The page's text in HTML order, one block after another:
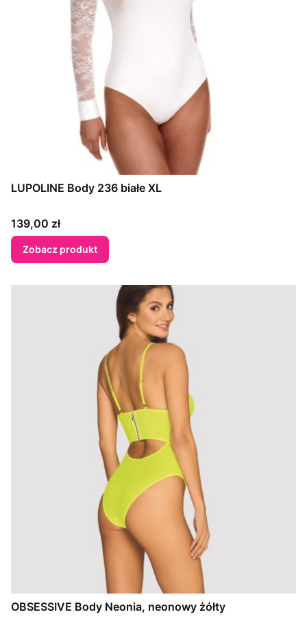
LUPOLINE Body 236 białe XL
Cena
139,00 zł
Zobacz produkt
OBSESSIVE Body Neonia, neonowy żółty